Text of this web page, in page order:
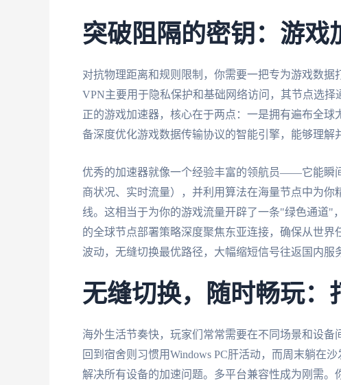
突破阻隔的密钥：游戏
对抗物理距离和规则限制，你需要一把专为游戏数
VPN主要用于隐私保护和基础网络访问，其节点选
正的游戏加速器，核心在于两点：一是拥有遍布全
备深度优化游戏数据传输协议的智能引擎，能够理解
优秀的加速器就像一个经验丰富的领航员——它能瞬
商状况、实时流量），并利用算法在海量节点中为
线。这相当于为你的游戏流量开辟了一条"绿色通道"
的全球节点部署策略深度聚焦东亚连接，确保从世
波动，无缝切换最优路径，大幅缩短信号往返国内服
无缝切换，随时畅玩：
海外生活节奏快，玩家们常常需要在不同场景和设备
回到宿舍则习惯用Windows PC肝活动，而周末躺在
解决所有设备的加速问题。多平台兼容性成为刚需。